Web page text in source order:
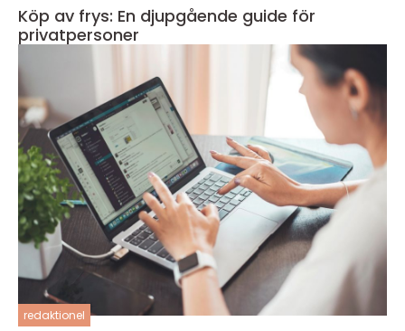
Köp av frys: En djupgående guide för
privatpersoner
redaktionel